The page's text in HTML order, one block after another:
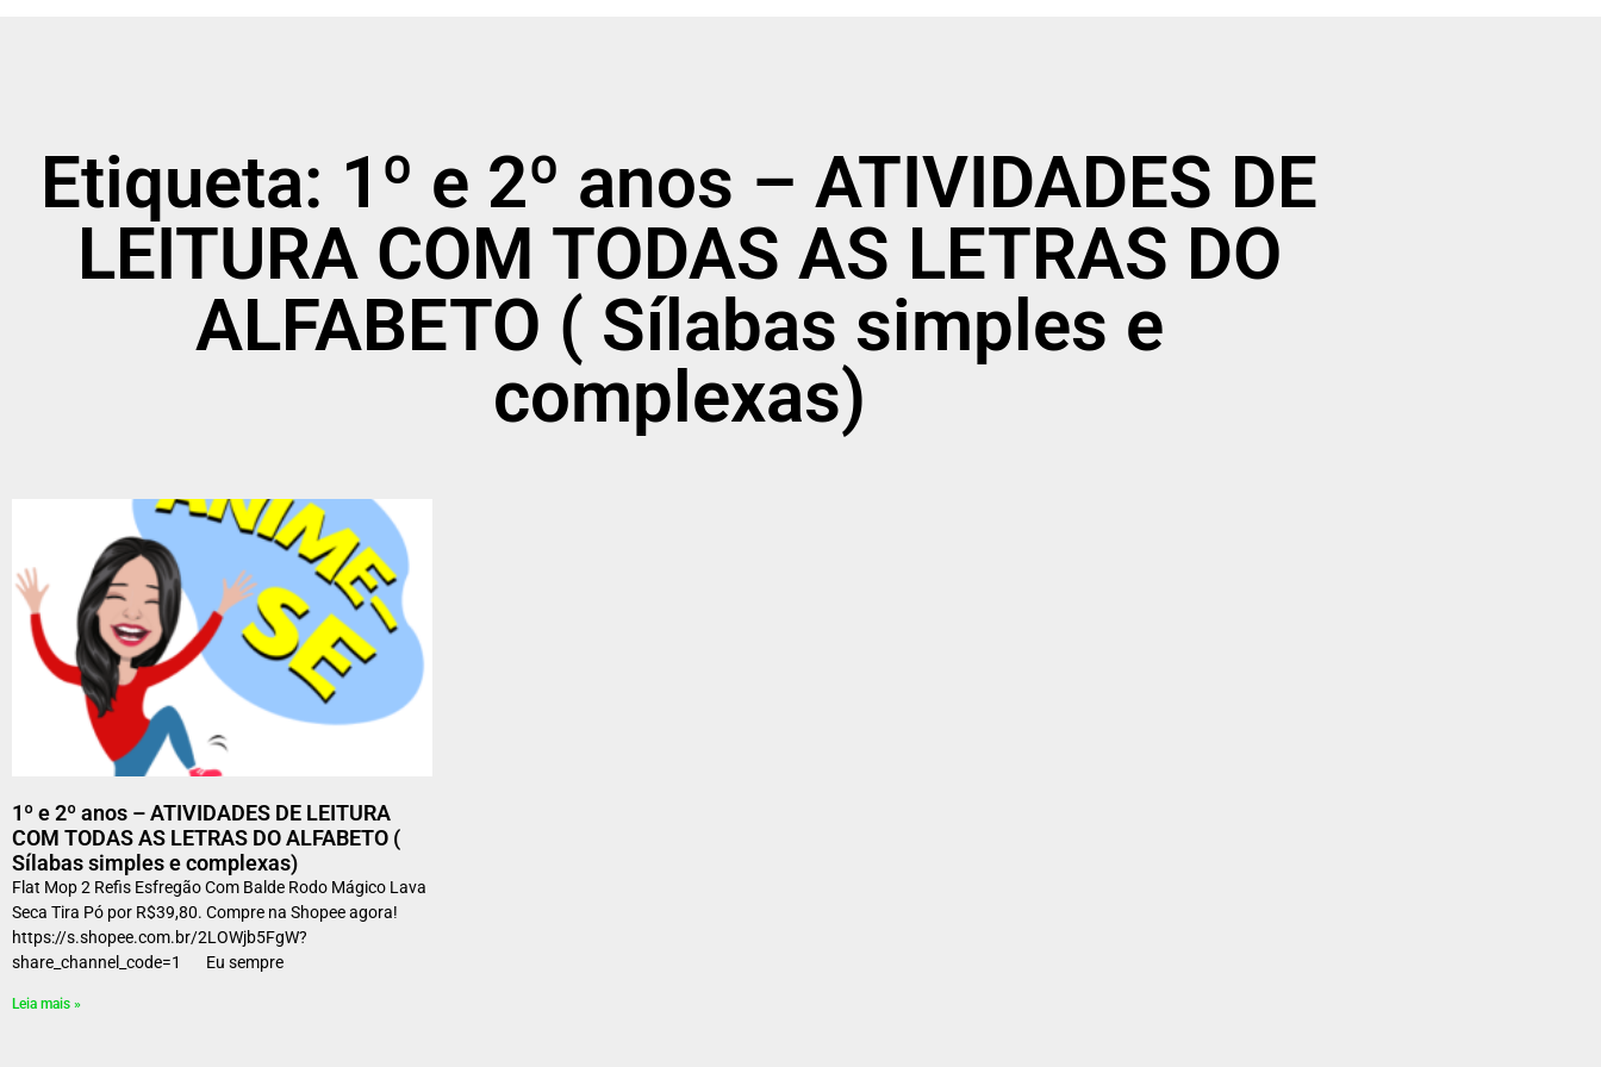
Etiqueta: 1º e 2º anos – ATIVIDADES DE
LEITURA COM TODAS AS LETRAS DO
ALFABETO ( Sílabas simples e
complexas)
1º e 2º anos – ATIVIDADES DE LEITURA
COM TODAS AS LETRAS DO ALFABETO (
Sílabas simples e complexas)
Flat Mop 2 Refis Esfregão Com Balde Rodo Mágico Lava
Seca Tira Pó por R$39,80. Compre na Shopee agora!
https://s.shopee.com.br/2LOWjb5FgW?
share_channel_code=1 Eu sempre
Leia mais »